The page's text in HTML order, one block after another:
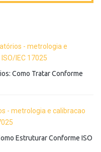
Como Tratar Conforme
Estruturar Conforme ISO